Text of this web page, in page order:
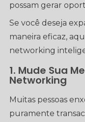
possam gerar
Se você deseja
maneira eficaz,
networking
1. Mude Sua
Networking
Muitas pessoas
puramente